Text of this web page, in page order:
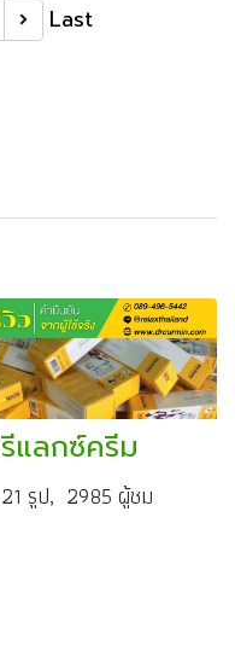
Last
รีแลกซ์ครีม
21 รูป, 2985 ผู้ชม